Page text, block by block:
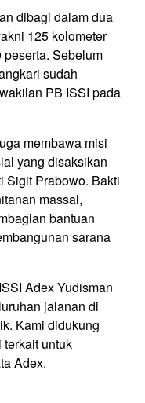
dibagi dalam dua
125 kolometer
peserta. Sebelum
sudah
PB ISSI pada
membawa misi
yang disaksikan
Sigit Prabowo. Bakti
massal,
bantuan
sarana
Adex Yudisman
jalanan di
Kami didukung
untuk
Adex.